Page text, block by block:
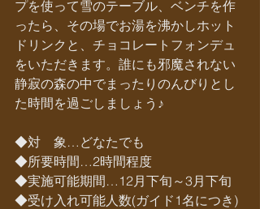
プを使って雪のテーブル、ベンチを作
ったら、その場でお湯を沸かしホット
ドリンクと、チョコレートフォンデュ
をいただきます。誰にも邪魔されない
静寂の森の中でまったりのんびりとし
た時間を過ごしましょう♪
◆対　象…どなたでも
◆所要時間…2時間程度
◆実施可能期間…12月下旬～3月下旬
◆受け入れ可能人数(ガイド1名につき)